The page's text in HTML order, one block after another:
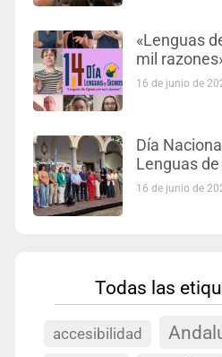
«Lenguas
mil
16 de junio de
Día
Lenguas
16 de junio de
Todas las
accesibilidad